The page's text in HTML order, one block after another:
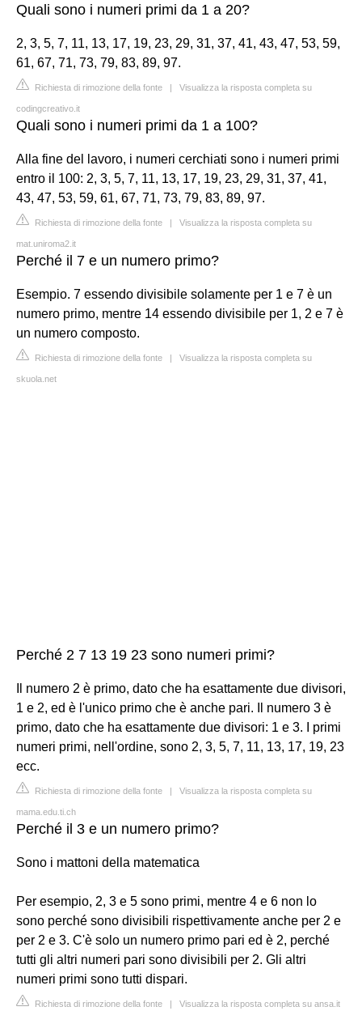
Quali sono i numeri primi da 1 a 20?
2, 3, 5, 7, 11, 13, 17, 19, 23, 29, 31, 37, 41, 43, 47, 53, 59,
61, 67, 71, 73, 79, 83, 89, 97.
Richiesta di rimozione della fonte | Visualizza la risposta completa su
codingcreativo.it
Quali sono i numeri primi da 1 a 100?
Alla fine del lavoro, i numeri cerchiati sono i numeri primi
entro il 100: 2, 3, 5, 7, 11, 13, 17, 19, 23, 29, 31, 37, 41,
43, 47, 53, 59, 61, 67, 71, 73, 79, 83, 89, 97.
Richiesta di rimozione della fonte | Visualizza la risposta completa su
mat.uniroma2.it
Perché il 7 e un numero primo?
Esempio. 7 essendo divisibile solamente per 1 e 7 è un
numero primo, mentre 14 essendo divisibile per 1, 2 e 7 è
un numero composto.
Richiesta di rimozione della fonte | Visualizza la risposta completa su
skuola.net
Perché 2 7 13 19 23 sono numeri primi?
Il numero 2 è primo, dato che ha esattamente due divisori,
1 e 2, ed è l'unico primo che è anche pari. Il numero 3 è
primo, dato che ha esattamente due divisori: 1 e 3. I primi
numeri primi, nell'ordine, sono 2, 3, 5, 7, 11, 13, 17, 19, 23
ecc.
Richiesta di rimozione della fonte | Visualizza la risposta completa su
mama.edu.ti.ch
Perché il 3 e un numero primo?
Sono i mattoni della matematica
Per esempio, 2, 3 e 5 sono primi, mentre 4 e 6 non lo
sono perché sono divisibili rispettivamente anche per 2 e
per 2 e 3. C'è solo un numero primo pari ed è 2, perché
tutti gli altri numeri pari sono divisibili per 2. Gli altri
numeri primi sono tutti dispari.
Richiesta di rimozione della fonte | Visualizza la risposta completa su ansa.it